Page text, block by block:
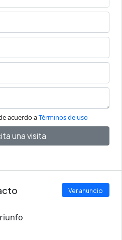
acuerdo aTérminos de uso
una visita
Ver anuncio